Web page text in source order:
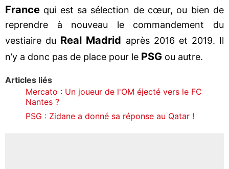
France qui est sa sélection de cœur, ou bien de
reprendre à nouveau le commandement du
vestiaire du Real Madrid après 2016 et 2019. Il
n’y a donc pas de place pour le PSG ou autre.
Articles liés
Mercato : Un joueur de l'OM éjecté vers le FC
Nantes ?
PSG : Zidane a donné sa réponse au Qatar !